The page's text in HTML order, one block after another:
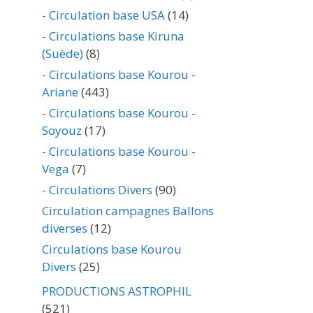
- Circulation base USA(14)
- Circulations base Kiruna
(Suède)(8)
- Circulations base Kourou -
Ariane(443)
- Circulations base Kourou -
Soyouz (17)
- Circulations base Kourou -
Vega (7)
- Circulations Divers (90)
Circulation campagnes Ballons
diverses (12)
Circulations base Kourou
Divers (25)
PRODUCTIONS ASTROPHIL
(521)